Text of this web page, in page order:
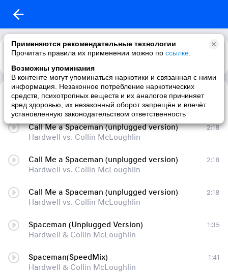
Применяются рекомендательные технологии
Прочитать правила их применении можно по ссылке
Возможны упоминания
В контенте могут упоминаться наркотики и связанная с ними
информация. Незаконное потребление наркотических
средств, психотропных веществ и их аналогов причиняет
вред здоровью, их незаконный оборот запрещён и влечёт
установленную законодательством ответственность
Call Me a Spaceman (unplugged version)
Hardwell vs. Collin McLoughlin
Call Me a Spaceman (unplugged version)
Hardwell vs. Collin McLoughlin
2:18
Call Me a Spaceman (unplugged version)
Hardwell vs. Collin McLoughlin
2:18
Call Me a Spaceman (unplugged version)
Hardwell vs. Collin McLoughlin
2:18
Spaceman (Unplugged Version)
Hardwell & Collin McLoughlin
1:35
Spaceman(SpeedMix)
Hardwell & Collin McLoughlin
1:41